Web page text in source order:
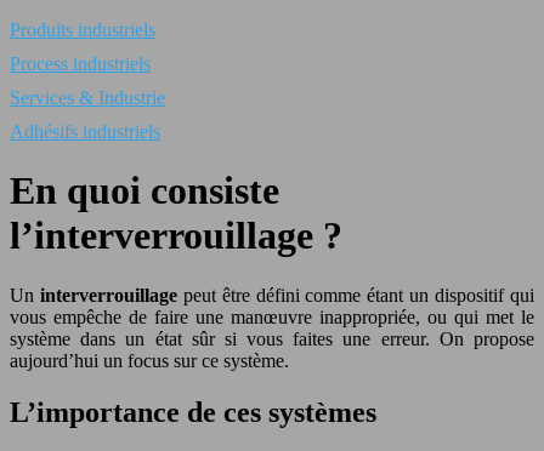
Produits industriels
Process industriels
Services & Industrie
Adhésifs industriels
En quoi consiste
l’interverrouillage ?
Un interverrouillagepeut être défini comme étant un dispositif qui
vous empêche de faire une manœuvre inappropriée, ou qui met le
système dans un état sûr si vous faites une erreur. On propose
aujourd’hui un focus sur ce système.
L’importance de ces systèmes